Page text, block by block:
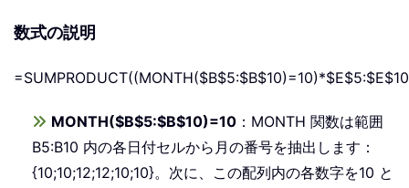
数式の説明
MONTH($B$5:$B$10)=10 ：MONTH 関数は範囲
B5:B10 内の各日付セルから月の番号を抽出します：
{10;10;12;12;10;10}。次に、この配列内の各数字を10 と